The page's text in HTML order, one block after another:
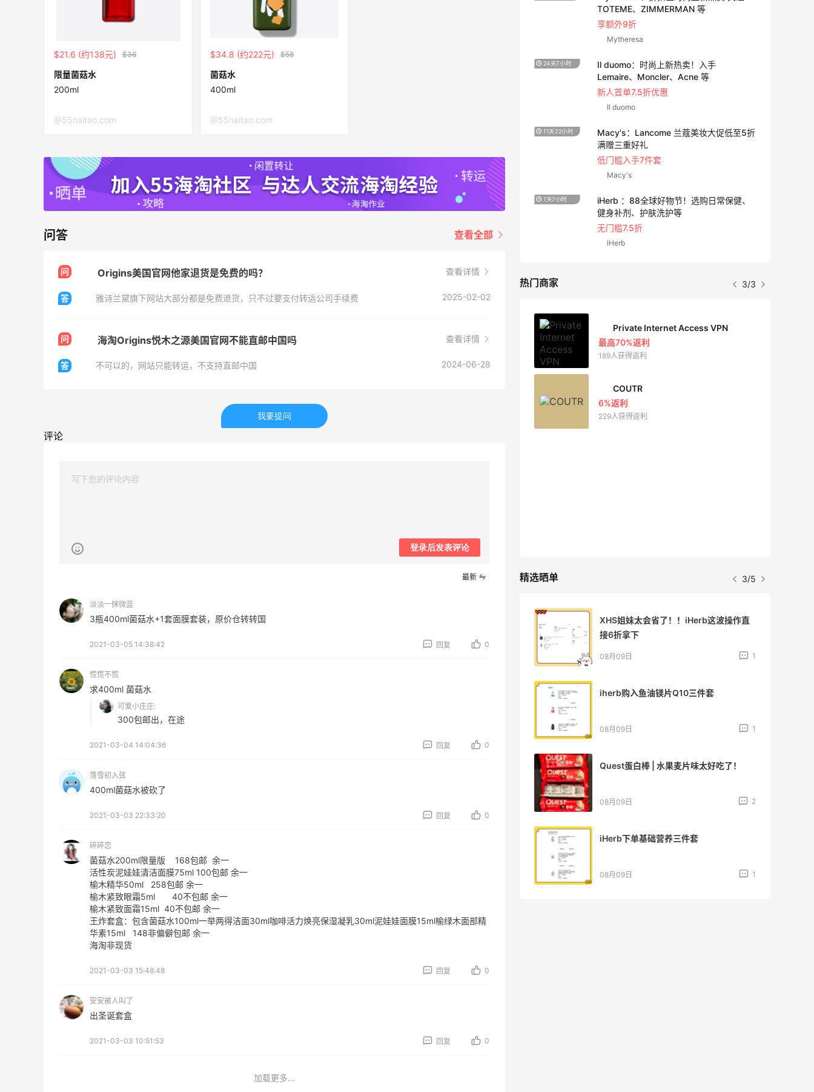
$21.6 (约138元) $36
限量菌菇水
200ml
@55haitao.com
$34.8 (约222元) $58
菌菇水
400ml
@55haitao.com
问答 查看全部
问 Origins美国官网他家退货是免费的吗？ 查看详情
答 雅诗兰黛旗下网站大部分都是免费退货，只不过要支付转运公司手续费 2025-02-02
问 海淘Origins悦木之源美国官网不能直邮中国吗 查看详情
答 不可以的，网站只能转运，不支持直邮中国 2024-06-28
我要提问
评论
登录后发表评论
最新
淡淡一抹微蓝
3瓶400ml菌菇水+1套面膜套装，原价仓转转国
2021-03-05 14:38:42 回复 0
慌慌不慌
求400ml 菌菇水
可爱小庄庄:
300包邮出，在途
2021-03-04 14:04:36 回复 0
落雪初入弦
400ml菌菇水被砍了
2021-03-03 22:33:20 回复 0
碎碎恋
菌菇水200ml限量版 168包邮 余一
活性炭泥娃娃清洁面膜75ml 100包邮 余一
榆木精华50ml 258包邮 余一
榆木紧致眼霜5ml 40不包邮 余一
榆木紧致面霜15ml 40不包邮 余一
王炸套盒：包含菌菇水100ml一举两得洁面30ml咖啡活力焕亮保湿凝乳30ml泥娃娃面膜15ml榆绿木面部精
华素15ml 148非偏僻包邮 余一
海淘非现货
2021-03-03 15:48:48 回复 0
安安被人叫了
出圣诞套盒
2021-03-03 10:51:53 回复 0
加载更多...
遇！满$150立省$50
满赠正装橘子眼霜+精华唇蜜等好礼
Tory Burch、拉夫劳伦等
无门槛7折 会员6.5折
Shu Uemura
4天22小时
Space NK UK：美妆护肤大促！入Lisa
Eldridge、Hourglass、伊索等
低至6折
Columbia Sportswear
Bloomingdales：美妆大促！入手 Dior、
Prada、TF 等
满$200享8.5折优惠+部分送好礼
TOTEME、ZIMMERMAN 等
享额外9折
Mytheresa
24天7小时
Il duomo：时尚上新热卖！入手
Lemaire、Moncler、Acne 等
新人首单7.5折优惠
Il duomo
11天22小时
Macy's：Lancome 兰蔻美妆大促低至5折
满赠三重好礼
低门槛入手7件套
Macy's
1天7小时
iHerb ：88全球好物节！选购日常保健、
健身补剂、护肤洗护等
无门槛7.5折
iHerb
热门商家 3/3
最高2%返利
5146人获得返利
Private Internet Access VPN
最高70%返利
189人获得返利
COUTR
6%返利
229人获得返利
精选晒单 3/5
京东买水卫士顽渍净～娃的**衣服试试看
又来分享妈妈做的美食啦～每一样都好吃
格很划算
08月09日
XHS姐妹太会省了！！iHerb这波操作直
接6折拿下
08月09日 1
iherb购入鱼油镁片Q10三件套
08月09日 1
Quest蛋白棒 | 水果麦片味太好吃了！
08月09日 2
iHerb下单基础营养三件套
08月09日 1